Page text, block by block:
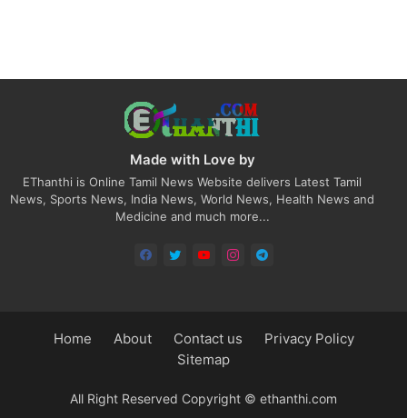
Made with Love by
EThanthi is Online Tamil News Website delivers Latest Tamil
News, Sports News, India News, World News, Health News and
Medicine and much more...
All Right Reserved Copyright © ethanthi.com
Home About Contact us
Privacy Policy
Sitemap